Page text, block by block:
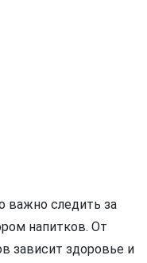
важно следить за
напитков. От
зависит здоровье и